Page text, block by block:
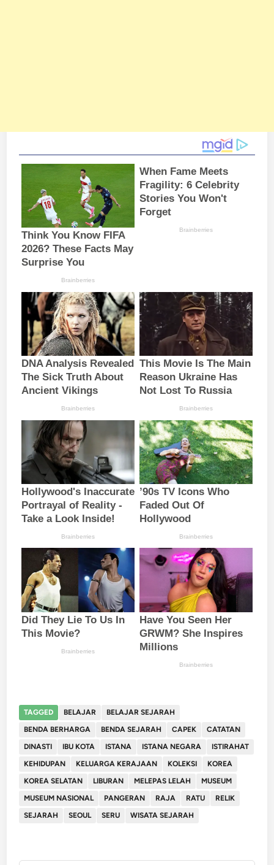
TAGGED BELAJAR
BELAJAR SEJARAH
BENDA BERHARGA
BENDA SEJARAH CAPEK
CATATAN
DINASTI
IBU KOTA ISTANA ISTANA NEGARA
ISTIRAHAT
KEHIDUPAN
KELUARGA KERAJAAN KOLEKSI
KOREA
KOREA SELATAN
LIBURAN MELEPAS LELAH
MUSEUM
MUSEUM NASIONAL
PANGERAN RAJA RATU
RELIK
SEJARAH
SEOUL SERU WISATA SEJARAH